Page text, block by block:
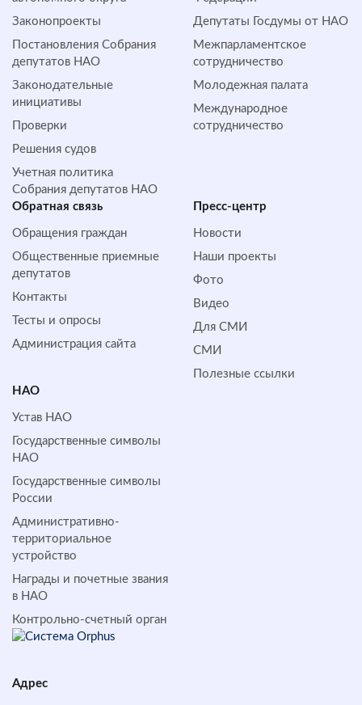
Законопроекты
Постановления Собрания
депутатов НАО
Законодательные
инициативы
Проверки
Решения судов
Учетная политика
Собрания депутатов НАО
Депутаты Госдумы от НАО
Межпарламентское
сотрудничество
Молодежная палата
Международное
сотрудничество
Обратная cвязь
Обращения граждан
Общественные приемные
депутатов
Контакты
Тесты и опросы
Администрация сайта
Пресс-центр
Новости
Наши проекты
Фото
Видео
Для СМИ
СМИ
Полезные ссылки
НАО
Устав НАО
Государственные символы
НАО
Государственные символы
России
Административно-
территориальное
устройство
Награды и почетные звания
в НАО
Контрольно-счетный орган
Адрес